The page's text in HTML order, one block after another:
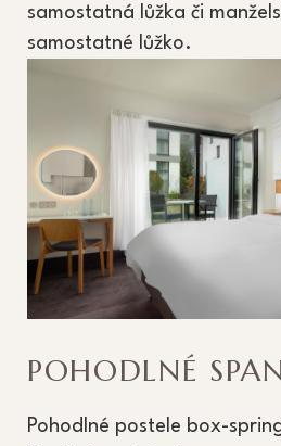
samostatná lůžka či
samostatné lůžko.
POHODLNÉ
Pohodlné postele box-